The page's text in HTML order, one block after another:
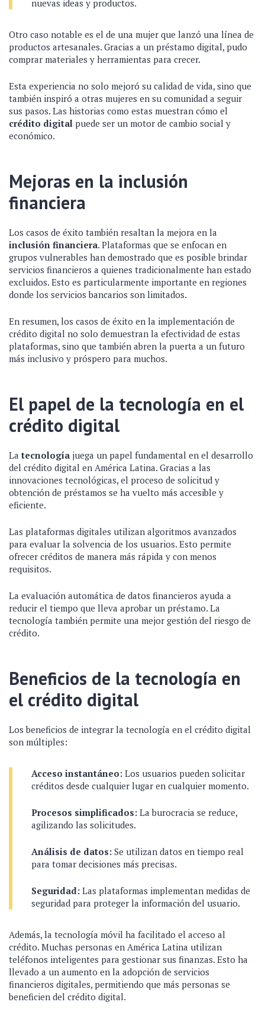
nuevas ideas y productos.
Otro caso notable es el de una mujer que lanzó una línea de
productos artesanales. Gracias a un préstamo digital, pudo
comprar materiales y herramientas para crecer.
Esta experiencia no solo mejoró su calidad de vida, sino que
también inspiró a otras mujeres en su comunidad a seguir
sus pasos. Las historias como estas muestran cómo el
crédito digital puede ser un motor de cambio social y
económico.
Mejoras en la inclusión
financiera
Los casos de éxito también resaltan la mejora en la
inclusión financiera. Plataformas que se enfocan en
grupos vulnerables han demostrado que es posible brindar
servicios financieros a quienes tradicionalmente han estado
excluidos. Esto es particularmente importante en regiones
donde los servicios bancarios son limitados.
En resumen, los casos de éxito en la implementación de
crédito digital no solo demuestran la efectividad de estas
plataformas, sino que también abren la puerta a un futuro
más inclusivo y próspero para muchos.
El papel de la tecnología en el
crédito digital
Latecnología juega un papel fundamental en el desarrollo
del crédito digital en América Latina. Gracias a las
innovaciones tecnológicas, el proceso de solicitud y
obtención de préstamos se ha vuelto más accesible y
eficiente.
Las plataformas digitales utilizan algoritmos avanzados
para evaluar la solvencia de los usuarios. Esto permite
ofrecer créditos de manera más rápida y con menos
requisitos.
La evaluación automática de datos financieros ayuda a
reducir el tiempo que lleva aprobar un préstamo. La
tecnología también permite una mejor gestión del riesgo de
crédito.
Beneficios de la tecnología en
el crédito digital
Los beneficios de integrar la tecnología en el crédito digital
son múltiples:
Acceso instantáneo: Los usuarios pueden solicitar
créditos desde cualquier lugar en cualquier momento.
Procesos simplificados: La burocracia se reduce,
agilizando las solicitudes.
Análisis de datos: Se utilizan datos en tiempo real
para tomar decisiones más precisas.
Seguridad: Las plataformas implementan medidas de
seguridad para proteger la información del usuario.
Además, la tecnología móvil ha facilitado el acceso al
crédito. Muchas personas en América Latina utilizan
teléfonos inteligentes para gestionar sus finanzas. Esto ha
llevado a un aumento en la adopción de servicios
financieros digitales, permitiendo que más personas se
beneficien del crédito digital.